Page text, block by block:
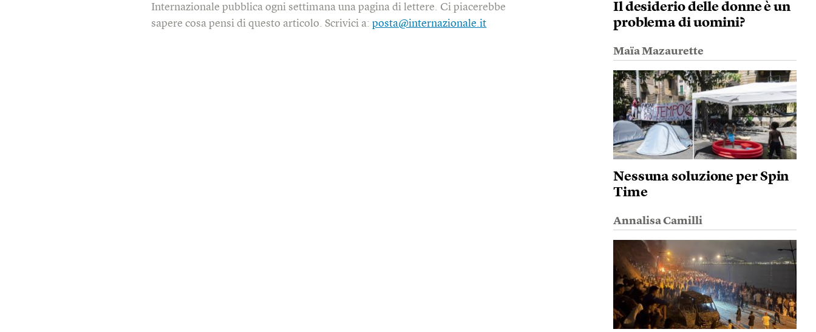
Internazionale pubblica ogni settimana una pagina di lettere. Ci piacerebbe
sapere cosa pensi di questo articolo. Scrivici a:posta@internazionale.it
Il desiderio delle donne è un
problema di uomini?
Maïa Mazaurette
Nessuna soluzione per Spin
Time
Annalisa Camilli